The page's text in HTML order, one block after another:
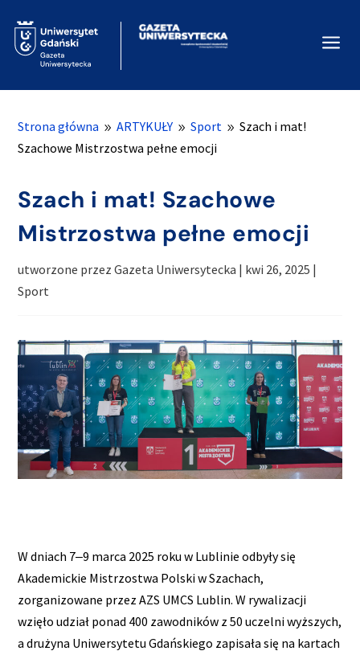
a
Strona główna 9 ARTYKUŁY 9 Sport 9 Szach i mat!
Szachowe Mistrzostwa pełne emocji
Szach i mat! Szachowe
Mistrzostwa pełne emocji
utworzone przezGazeta Uniwersytecka | kwi 26, 2025 |
Sport
W dniach 7‒9 marca 2025 roku w Lublinie odbyły się
Akademickie Mistrzostwa Polski w Szachach,
zorganizowane przez AZS UMCS Lublin. W rywalizacji
wzięło udział ponad 400 zawodników z 50 uczelni wyższych,
a drużyna Uniwersytetu Gdańskiego zapisała się na kartach